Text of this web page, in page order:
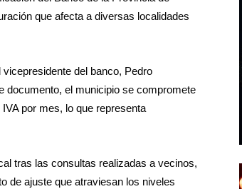
que afecta a diversas localidades
del banco, Pedro
documento, el municipio se compromete
por mes, lo que representa
tras las consultas realizadas a vecinos,
de ajuste que atraviesan los niveles